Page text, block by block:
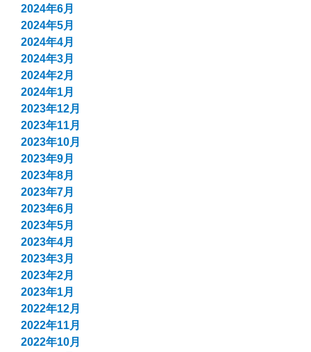
2024年6月
2024年5月
2024年4月
2024年3月
2024年2月
2024年1月
2023年12月
2023年11月
2023年10月
2023年9月
2023年8月
2023年7月
2023年6月
2023年5月
2023年4月
2023年3月
2023年2月
2023年1月
2022年12月
2022年11月
2022年10月